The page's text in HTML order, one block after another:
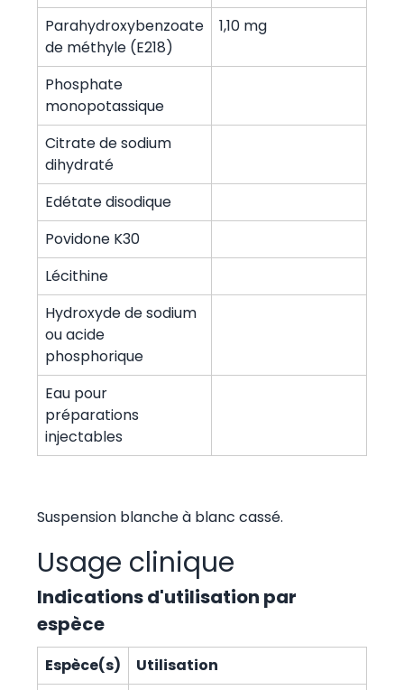
Parahydroxybenzoate
de méthyle (E218)
1,10 mg
Phosphate
monopotassique
Citrate de sodium
dihydraté
Edétate disodique
Povidone K30
Lécithine
Hydroxyde de sodium
ou acide
phosphorique
Eau pour
préparations
injectables
Suspension blanche à blanc cassé.
Usage clinique
Indications d'utilisation par
espèce
Espèce(s)
Utilisation